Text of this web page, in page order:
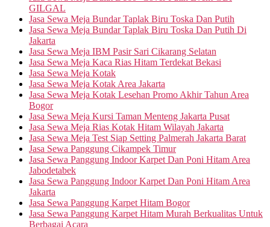
GILGAL
Jasa Sewa Meja Bundar Taplak Biru Toska Dan Putih
Jasa Sewa Meja Bundar Taplak Biru Toska Dan Putih Di
Jakarta
Jasa Sewa Meja IBM Pasir Sari Cikarang Selatan
Jasa Sewa Meja Kaca Rias Hitam Terdekat Bekasi
Jasa Sewa Meja Kotak
Jasa Sewa Meja Kotak Area Jakarta
Jasa Sewa Meja Kotak Lesehan Promo Akhir Tahun Area
Bogor
Jasa Sewa Meja Kursi Taman Menteng Jakarta Pusat
Jasa Sewa Meja Rias Kotak Hitam Wilayah Jakarta
Jasa Sewa Meja Test Siap Setting Palmerah Jakarta Barat
Jasa Sewa Panggung Cikampek Timur
Jasa Sewa Panggung Indoor Karpet Dan Poni Hitam Area
Jabodetabek
Jasa Sewa Panggung Indoor Karpet Dan Poni Hitam Area
Jakarta
Jasa Sewa Panggung Karpet Hitam Bogor
Jasa Sewa Panggung Karpet Hitam Murah Berkualitas Untuk
Berbagai Acara